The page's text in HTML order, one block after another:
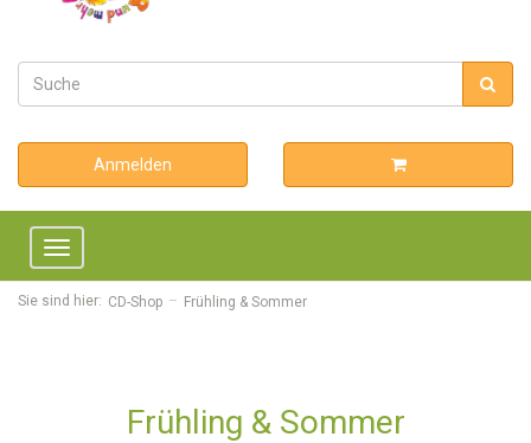
Anmelden
Toggle
navigation
Sie sind hier: CD-Shop Frühling & Sommer
Frühling & Sommer